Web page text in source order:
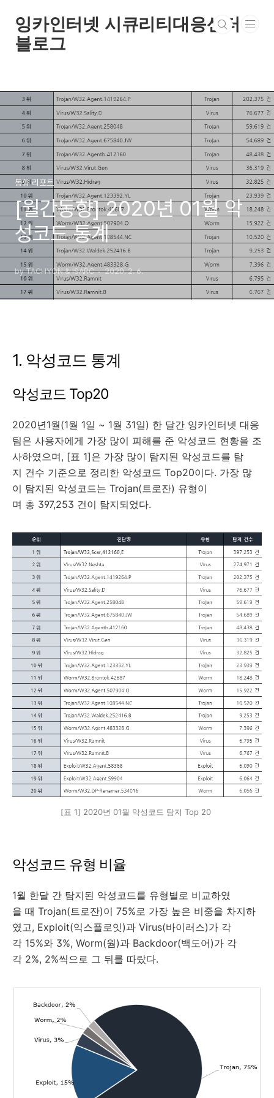
잉카인터넷 시큐리티대응센터
블로그
동향 리포트
[월간동향] 2020년 01월 악
성코드 통계
by TACHYON & ISARC 2020. 2. 6.
1. 악성코드 통계
악성코드 Top20
2020년1월(1월 1일 ~ 1월 31일) 한 달간 잉카인터넷 대응
팀은 사용자에게 가장 많이 피해를 준 악성코드 현황을 조
사하였으며, [표 1]은 가장 많이 탐지된 악성코드를 탐
지 건수 기준으로 정리한 악성코드 Top20이다. 가장 많
이 탐지된 악성코드는 Trojan(트로잔) 유형이
며 총 397,253 건이 탐지되었다.
[표 1] 2020년 01월 악성코드 탐지 Top 20
악성코드 유형 비율
1월 한달 간 탐지된 악성코드를 유형별로 비교하였
을 때 Trojan(트로잔)이 75%로 가장 높은 비중을 차지하
였고, Exploit(익스플로잇)과 Virus(바이러스)가 각
각 15%와 3%, Worm(웜)과 Backdoor(백도어)가 각
각 2%, 2%씩으로 그 뒤를 따랐다.